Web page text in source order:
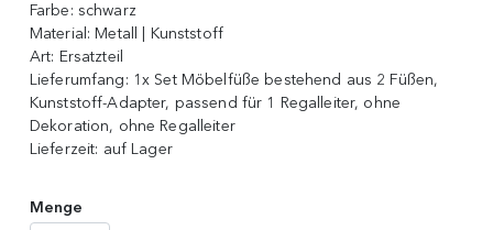
Farbe: schwarz
Material: Metall | Kunststoff
Art: Ersatzteil
Lieferumfang: 1x Set Möbelfüße bestehend aus 2 Füßen,
Kunststoff-Adapter, passend für 1 Regalleiter, ohne
Dekoration, ohne Regalleiter
Lieferzeit: auf Lager
Menge